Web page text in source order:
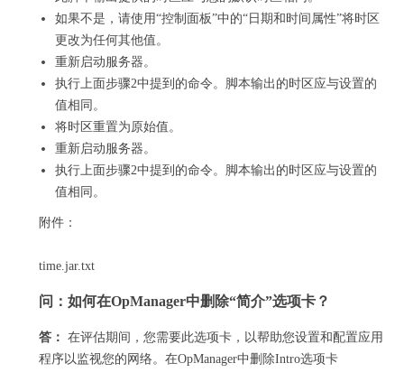
如果不是，请使用“控制面板”中的“日期和时间属性”将时区
更改为任何其他值。
重新启动服务器。
执行上面步骤2中提到的命令。 脚本输出的时区应与设置的
值相同。
将时区重置为原始值。
重新启动服务器。
执行上面步骤2中提到的命令。 脚本输出的时区应与设置的
值相同。
附件：
time.jar.txt
问： 如何在OpManager中删除“简介”选项卡？
答： 在评估期间，您需要此选项卡，以帮助您设置和配置应用
程序以监视您的网络。 在OpManager中删除Intro选项卡